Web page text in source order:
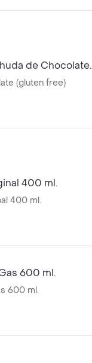
de Chocolate.
(gluten free)
400 ml.
400 ml.
600 ml.
600 ml.